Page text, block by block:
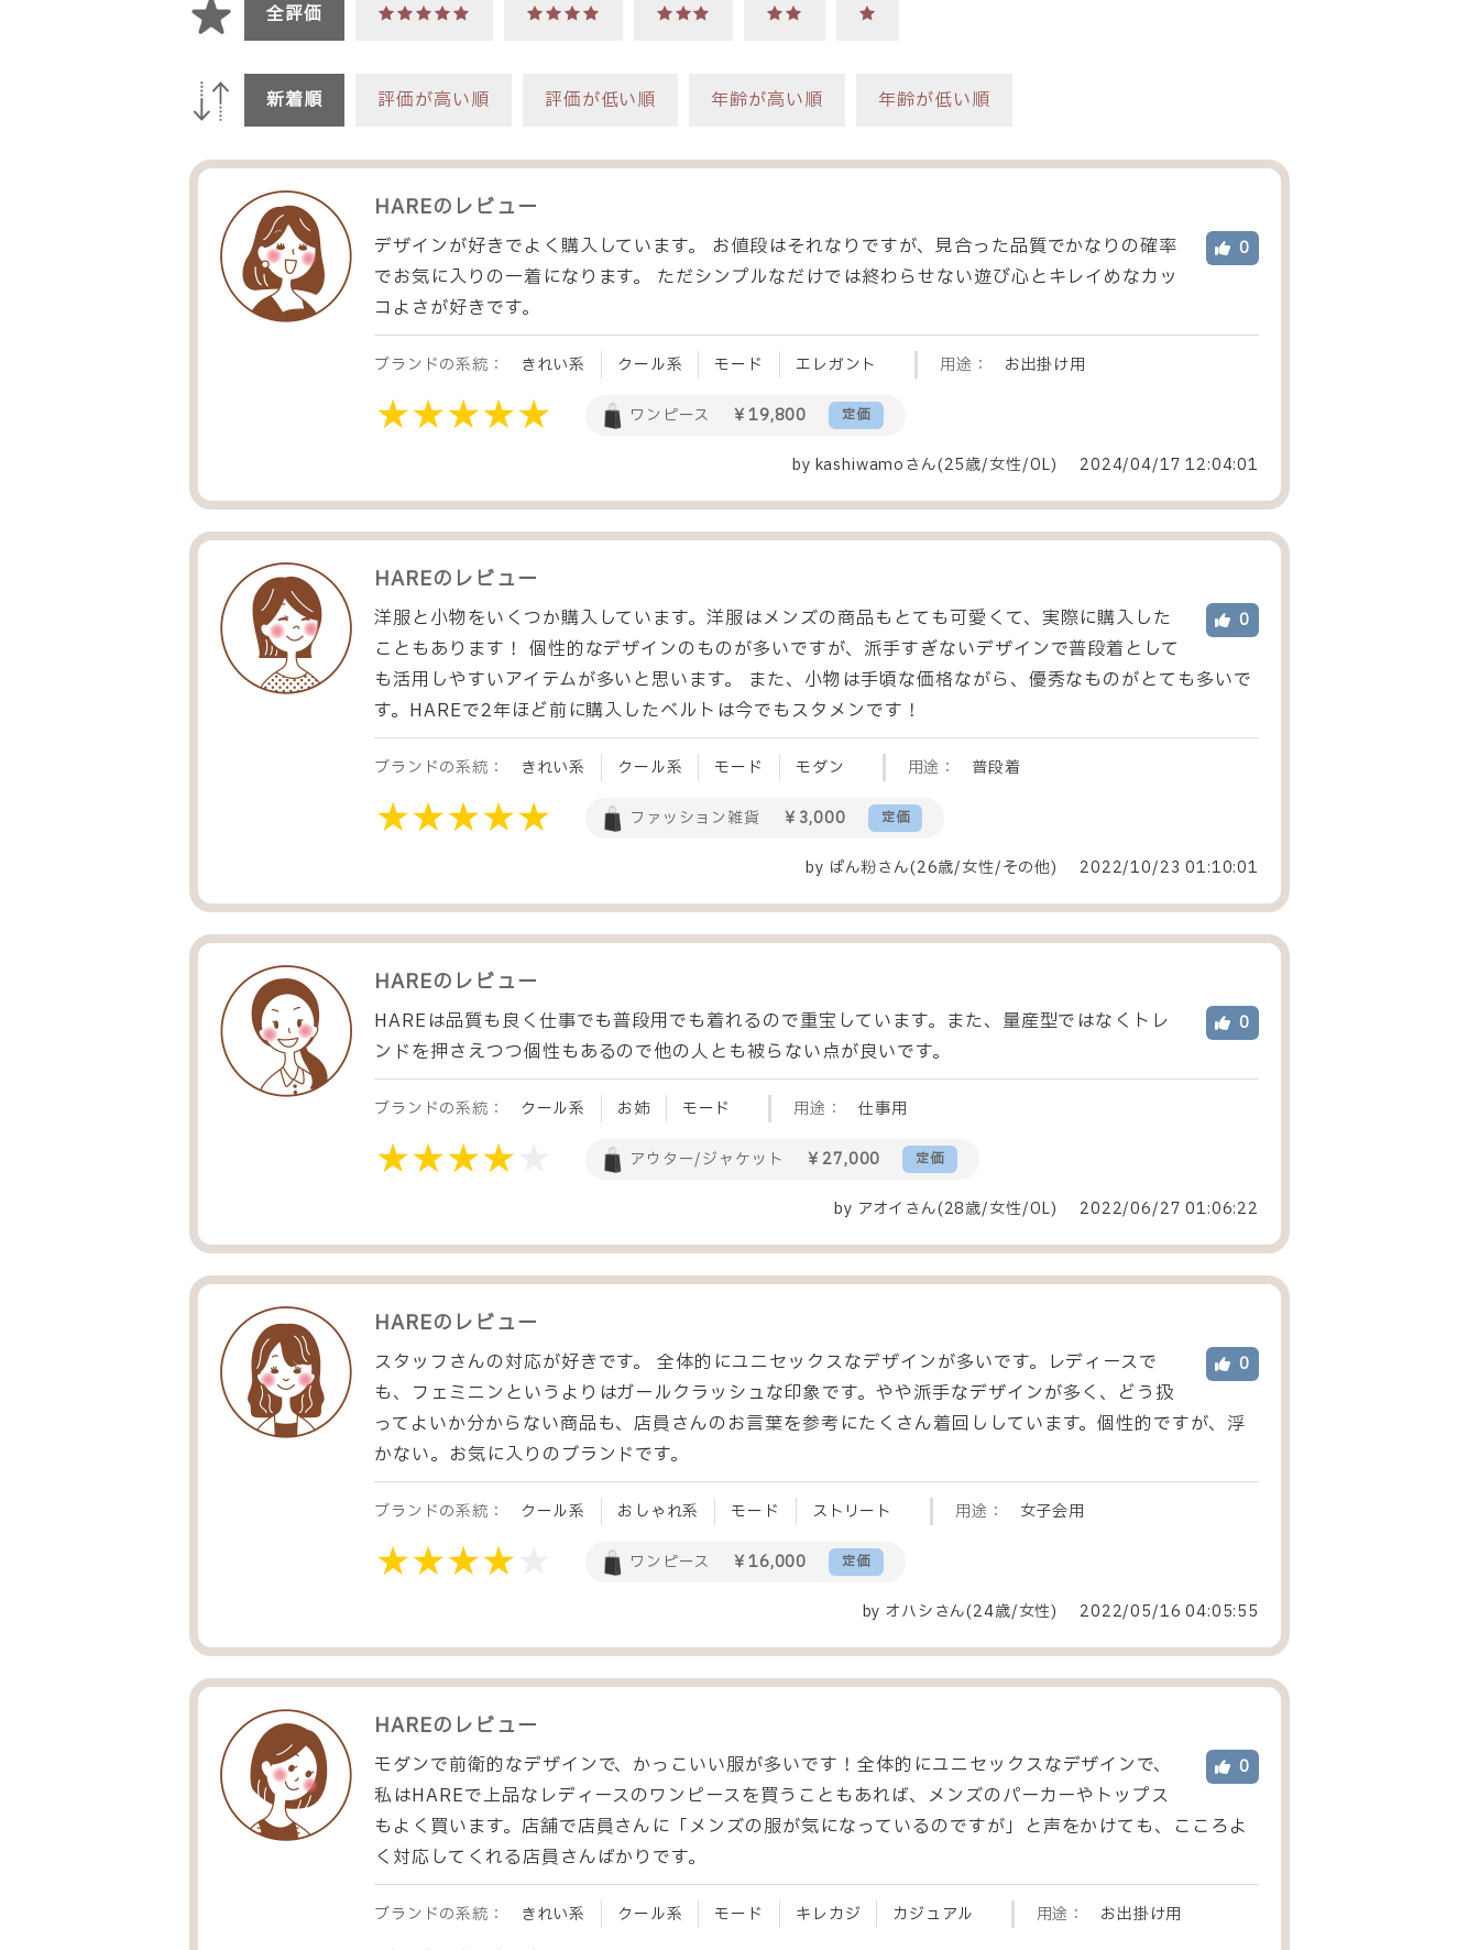
全評価 ★★★★★ ★★★★ ★★★ ★★ ★
新着順 評価が高い順 評価が低い順 年齢が高い順 年齢が低い順
HAREのレビュー
0
デザインが好きでよく購入しています。 お値段はそれなりですが、見合った品質でかなりの確率
でお気に入りの一着になります。 ただシンプルなだけでは終わらせない遊び心とキレイめなカッ
コよさが好きです。
ブランドの系統： きれい系 クール系 モード エレガント 用途： お出掛け用
ワンピース ￥19,800 定価
by kashiwamoさん(25歳/女性/OL) 2024/04/17 12:04:01
HAREのレビュー
0
洋服と小物をいくつか購入しています。洋服はメンズの商品もとても可愛くて、実際に購入した
こともあります！ 個性的なデザインのものが多いですが、派手すぎないデザインで普段着として
も活用しやすいアイテムが多いと思います。 また、小物は手頃な価格ながら、優秀なものがとても多いで
す。HAREで2年ほど前に購入したベルトは今でもスタメンです！
ブランドの系統： きれい系 クール系 モード モダン 用途： 普段着
ファッション雑貨 ￥3,000 定価
by ぱん粉さん(26歳/女性/その他) 2022/10/23 01:10:01
HAREのレビュー
0
HAREは品質も良く仕事でも普段用でも着れるので重宝しています。また、量産型ではなくトレ
ンドを押さえつつ個性もあるので他の人とも被らない点が良いです。
ブランドの系統： クール系 お姉 モード 用途： 仕事用
アウター/ジャケット ￥27,000 定価
by アオイ さん(28歳/女性/OL) 2022/06/27 01:06:22
HAREのレビュー
0
スタッフさんの対応が好きです。 全体的にユニセックスなデザインが多いです。レディースで
も、フェミニンというよりはガールクラッシュな印象です。やや派手なデザインが多く、どう扱
ってよいか分からない商品も、店員さんのお言葉を参考にたくさん着回ししています。個性的ですが、浮
かない。お気に入りのブランドです。
ブランドの系統： クール系 おしゃれ系 モード ストリート 用途： 女子会用
ワンピース ￥16,000 定価
by オハシさん(24歳/女性) 2022/05/16 04:05:55
HAREのレビュー
0
モダンで前衛的なデザインで、かっこいい服が多いです！全体的にユニセックスなデザインで、
私はHAREで上品なレディースのワンピースを買うこともあれば、メンズのパーカーやトップス
もよく買います。店舗で店員さんに「メンズの服が気になっているのですが」と声をかけても、こころよ
く対応してくれる店員さんばかりです。
ブランドの系統： きれい系 クール系 モード キレカジ カジュアル 用途： お出掛け用